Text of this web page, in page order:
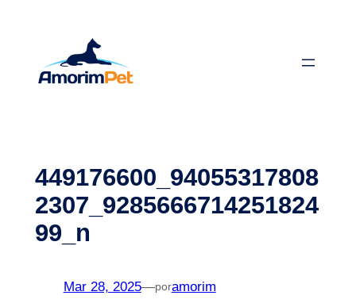
conteúdo
449176600_94055317808
2307_9285666714251824
99_n
Mar 28, 2025—poramorim